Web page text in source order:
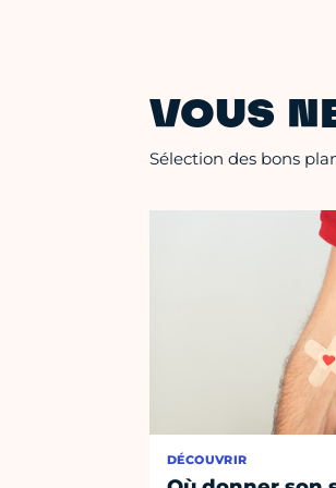
VOUS
Sélection des bons
DÉCOUVRIR